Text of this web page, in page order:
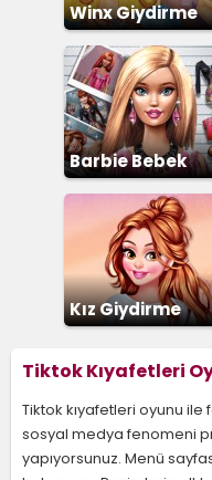
Winx Giydirme
Barbie Bebek
Giydirme
Kız Giydirme
Tiktok Kıyafetleri
Tiktok kıyafetleri oyunu
sosyal medya fenomeni
yapıyorsunuz. Menü